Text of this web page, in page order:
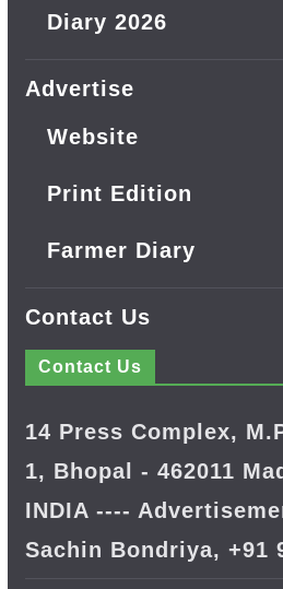
Diary 2026
Advertise
Website
Print Edition
Farmer Diary
Contact Us
Contact Us
14 Press Complex,
1, Bhopal - 462011
INDIA ----
Sachin Bondriya, +91